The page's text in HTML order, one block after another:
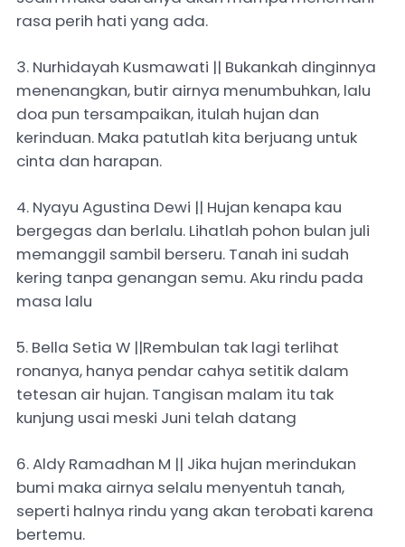
rasa perih hati yang ada.
3. Nurhidayah Kusmawati || Bukankah dinginnya
menenangkan, butir airnya menumbuhkan, lalu
doa pun tersampaikan, itulah hujan dan
kerinduan. Maka patutlah kita berjuang untuk
cinta dan harapan.
4. Nyayu Agustina Dewi || Hujan kenapa kau
bergegas dan berlalu. Lihatlah pohon bulan juli
memanggil sambil berseru. Tanah ini sudah
kering tanpa genangan semu. Aku rindu pada
masa lalu
5. Bella Setia W ||Rembulan tak lagi terlihat
ronanya, hanya pendar cahya setitik dalam
tetesan air hujan. Tangisan malam itu tak
kunjung usai meski Juni telah datang
6. Aldy Ramadhan M || Jika hujan merindukan
bumi maka airnya selalu menyentuh tanah,
seperti halnya rindu yang akan terobati karena
bertemu.